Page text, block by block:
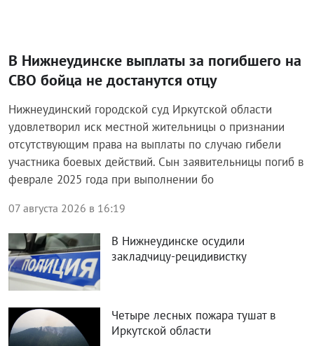
В Куйтунском районе в ДТП
пострадали 12‑летний мотоциклист
и его 3‑летний пассажир
Жительница Братска осуждена за
неуплату алиментов
Пять человек погибли на воде в
Приангарье за сутки
ВАЖНОЕ
Новое здание для одного из
авиаотделений Иркутской области